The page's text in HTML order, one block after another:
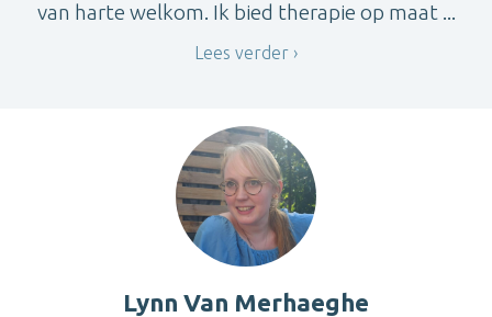
van harte welkom. Ik bied therapie op maat ...
Lees verder
Lynn Van Merhaeghe